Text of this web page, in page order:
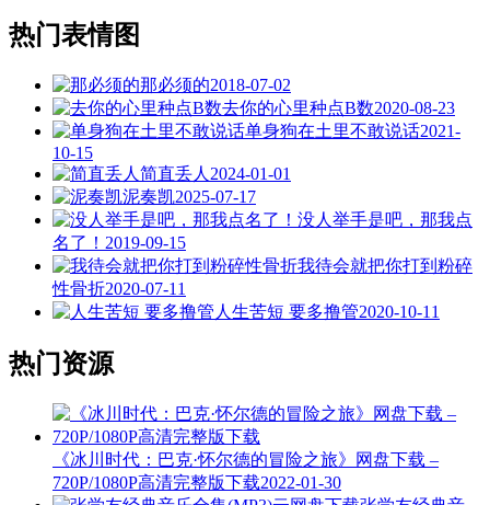
热门表情图
那必须的2018-07-02
去你的心里种点B数2020-08-23
单身狗在土里不敢说话2021-
10-15
简直丢人 2024-01-01
泥奏凯2025-07-17
没人举手是吧，那我点
名了！ 2019-09-15
我待会就把你打到粉碎
性骨折2020-07-11
人生苦短 要多撸管2020-10-11
热门资源
《冰川时代：巴克·怀尔德的冒险之旅》网盘下载 –
720P/1080P高清完整版下载2022-01-30